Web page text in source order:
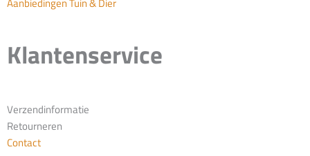
Aanbiedingen Tuin & Dier
Klantenservice
Verzendinformatie
Retourneren
Contact